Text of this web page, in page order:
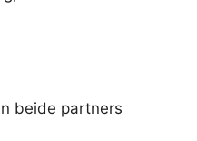
beide partners